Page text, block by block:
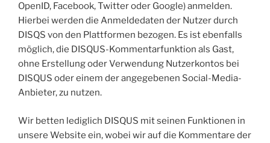
OpenID, Facebook, Twitter oder Google) anmelden.
Hierbei werden die Anmeldedaten der Nutzer durch
DISQS von den Plattformen bezogen. Es ist ebenfalls
möglich, die DISQUS-Kommentarfunktion als Gast,
ohne Erstellung oder Verwendung Nutzerkontos bei
DISQUS oder einem der angegebenen Social-Media-
Anbieter, zu nutzen.
Wir betten lediglich DISQUS mit seinen Funktionen in
unsere Website ein, wobei wir auf die Kommentare der